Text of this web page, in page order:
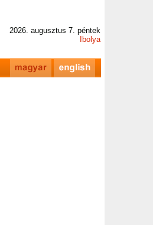
2026. augusztus 7. péntek
Ibolya